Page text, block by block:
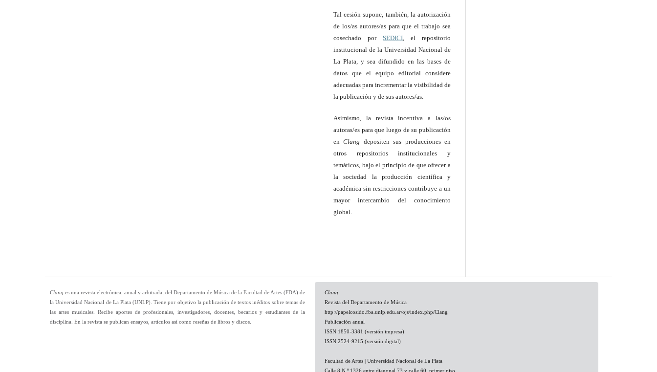
Tal cesión supone, también, la autorización
de los/as autores/as para que el trabajo sea
cosechado por SEDICI , el repositorio
institucional de la Universidad Nacional de
La Plata, y sea difundido en las bases de
datos que el equipo editorial considere
adecuadas para incrementar la visibilidad de
la publicación y de sus autores/as.
Asimismo, la revista incentiva a las/os
autoras/es para que luego de su publicación
enClang depositen sus producciones en
otros repositorios institucionales y
temáticos, bajo el principio de que ofrecer a
la sociedad la producción científica y
académica sin restricciones contribuye a un
mayor intercambio del conocimiento
global.
Clang es una revista electrónica, anual y arbitrada, del Departamento de Música de la Facultad de Artes (FDA) de
la Universidad Nacional de La Plata (UNLP). Tiene por objetivo la publicación de textos inéditos sobre temas de
las artes musicales. Recibe aportes de profesionales, investigadores, docentes, becarios y estudiantes de la
disciplina. En la revista se publican ensayos, artículos así como reseñas de libros y discos.
Clang
Revista del Departamento de Música
http://papelcosido.fba.unlp.edu.ar/ojs/index.php/Clang
Publicación anual
ISSN 1850-3381 (versión impresa)
ISSN 2524-9215 (versión digital)
Facultad de Artes | Universidad Nacional de La Plata
Calle 8 N.º 1326 entre diagonal 73 y calle 60, primer piso